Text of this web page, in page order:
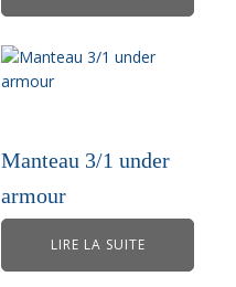
Manteau 3/1 under
armour
LIRE LA SUITE